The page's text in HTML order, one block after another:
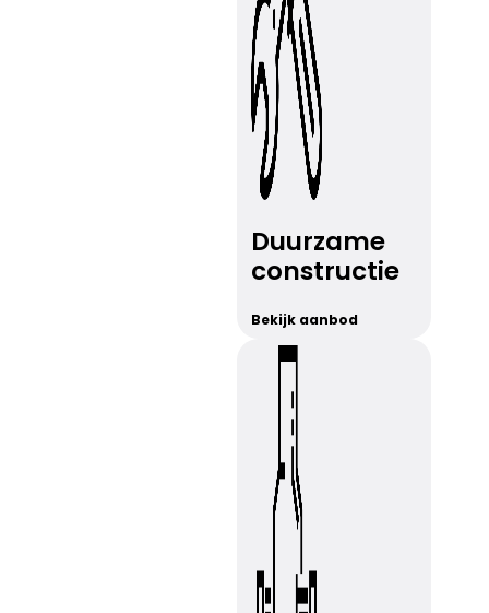
Duurzame
constructie
Bekijk aanbod